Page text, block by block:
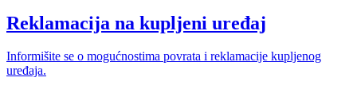
Reklamacija na kupljeni uređaj
Informišite se o mogućnostima povrata i reklamacije kupljenog
uređaja.